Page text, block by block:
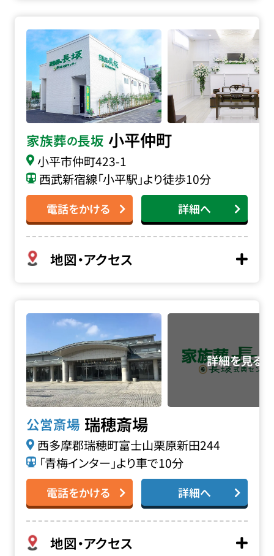
家族葬の長坂 小平仲町
小平市仲町423-1
西武新宿線「小平駅」より徒歩10分
電話をかける 詳細へ
地図・アクセス
公営斎場 瑞穂斎場
西多摩郡瑞穂町富士山栗原新田244
「青梅インター」より車で10分
電話をかける 詳細へ
地図・アクセス
瑞穂斎場の詳細へ